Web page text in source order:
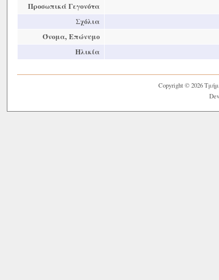
Προσωπικά Γεγονότα
Σχόλια
Όνομα, Επώνυμο
Ηλικία
Copyright © 2026